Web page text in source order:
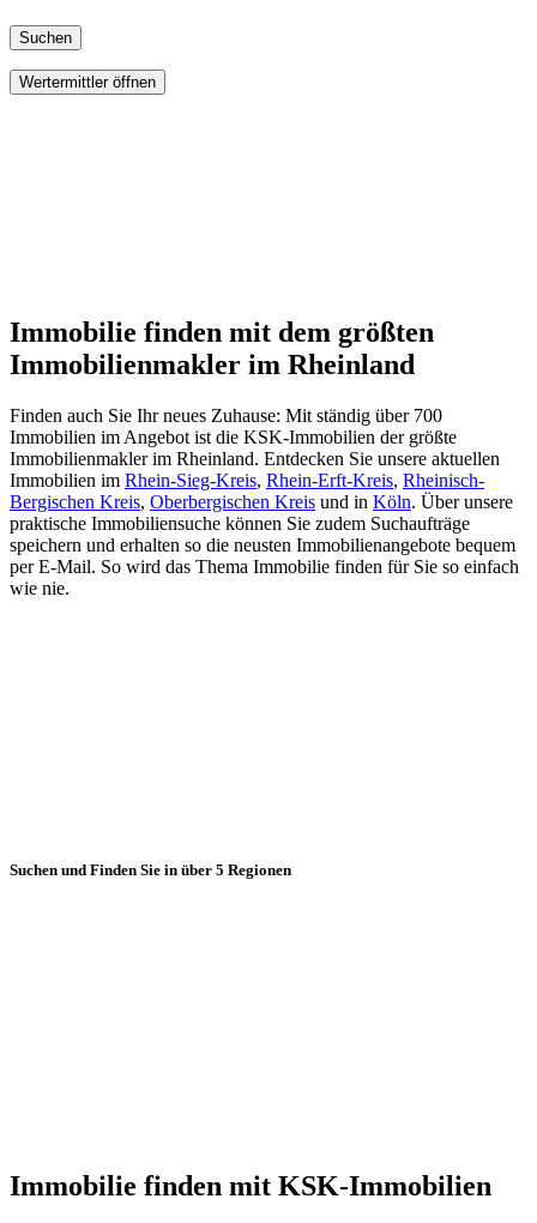
Suchen
Wertermittler öffnen
Immobilie finden mit dem größten
Immobilienmakler im Rheinland
Finden auch Sie Ihr neues Zuhause: Mit ständig über 700
Immobilien im Angebot ist die KSK-Immobilien der größte
Immobilienmakler im Rheinland. Entdecken Sie unsere aktuellen
Immobilien im Rhein-Sieg-Kreis, Rhein-Erft-Kreis, Rheinisch-
Bergischen Kreis, Oberbergischen Kreis und in Köln. Über unsere
praktische Immobiliensuche können Sie zudem Suchaufträge
speichern und erhalten so die neusten Immobilienangebote bequem
per E-Mail. So wird das Thema Immobilie finden für Sie so einfach
wie nie.
Suchen und Finden Sie in über 5 Regionen
Immobilie finden mit KSK-Immobilien